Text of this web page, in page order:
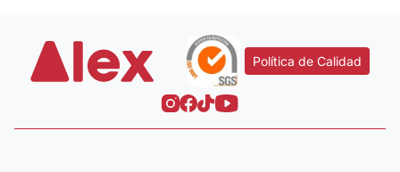
Política de Calidad